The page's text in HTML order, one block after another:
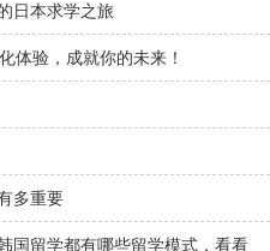
日本求学之旅
体验，成就你的未来！
多重要
国留学都有哪些留学模式，看看